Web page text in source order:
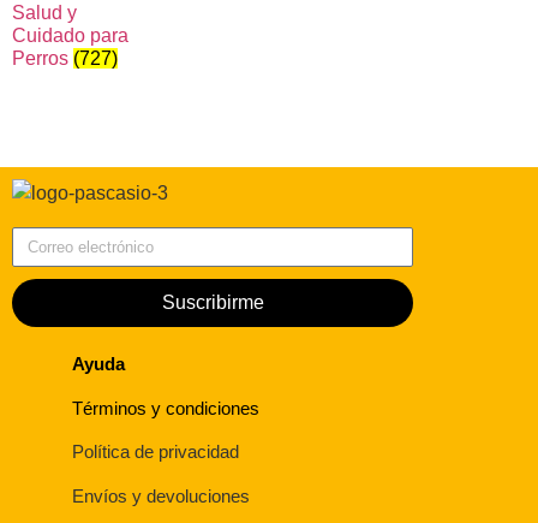
Salud y
Cuidado para
Perros (727)
Suscribirme
Ayuda
Términos y condiciones
Política de privacidad
Envíos y devoluciones